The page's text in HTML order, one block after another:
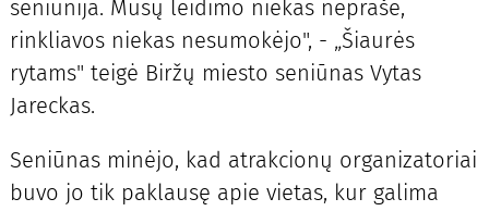
seniūnija. Mūsų leidimo niekas neprašė,
rinkliavos niekas nesumokėjo", - „Šiaurės
rytams" teigė Biržų miesto seniūnas Vytas
Jareckas.
Seniūnas minėjo, kad atrakcionų organizatoriai
buvo jo tik paklausę apie vietas, kur galima